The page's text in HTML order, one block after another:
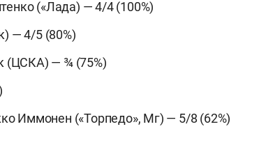
(«Лада) — 4/4 (100%)
— 4/5 (80%)
(ЦСКА) — ¾ (75%)
Иммонен («Торпедо», Мг) — 5/8 (62%)